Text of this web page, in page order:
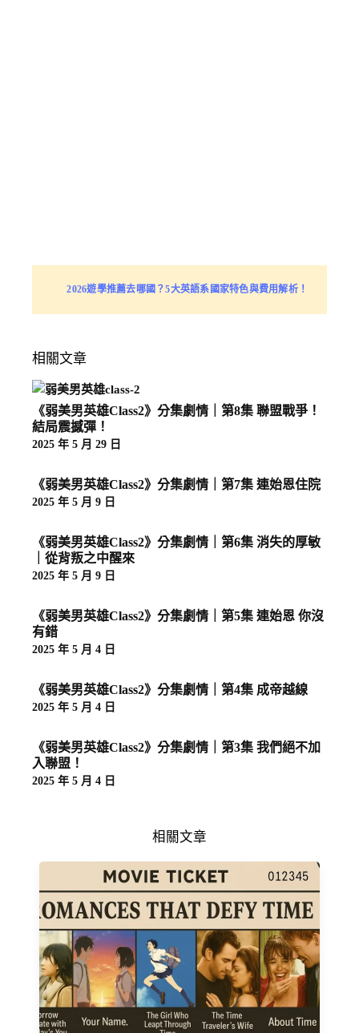
2026遊學推薦去哪國？5大英語系國家特色與費用解析！
相關文章
《弱美男英雄Class2》分集劇情｜第8集 聯盟戰爭！
結局震撼彈！
2025 年 5 月 29 日
《弱美男英雄Class2》分集劇情｜第7集 連始恩住院
2025 年 5 月 9 日
《弱美男英雄Class2》分集劇情｜第6集 消失的厚敏
｜從背叛之中醒來
2025 年 5 月 9 日
《弱美男英雄Class2》分集劇情｜第5集 連始恩 你沒
有錯
2025 年 5 月 4 日
《弱美男英雄Class2》分集劇情｜第4集 成帝越線
2025 年 5 月 4 日
《弱美男英雄Class2》分集劇情｜第3集 我們絕不加
入聯盟！
2025 年 5 月 4 日
相關文章